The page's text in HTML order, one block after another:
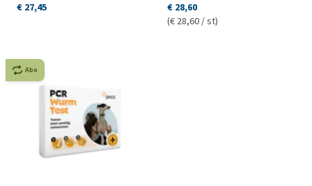
€ 27,45
€ 28,60
(€ 28,60 / st)
Abo